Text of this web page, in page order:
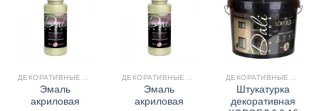
ДЕКОРАТИВНЫЕ МАТЕРИАЛЫ
Эмаль
акриловая
ДЕКОРАТИВНЫЕ МАТЕРИАЛЫ
Эмаль
акриловая
ДЕКОРАТИВНЫЕ МАТЕРИАЛЫ
Штукатурка
декоративная